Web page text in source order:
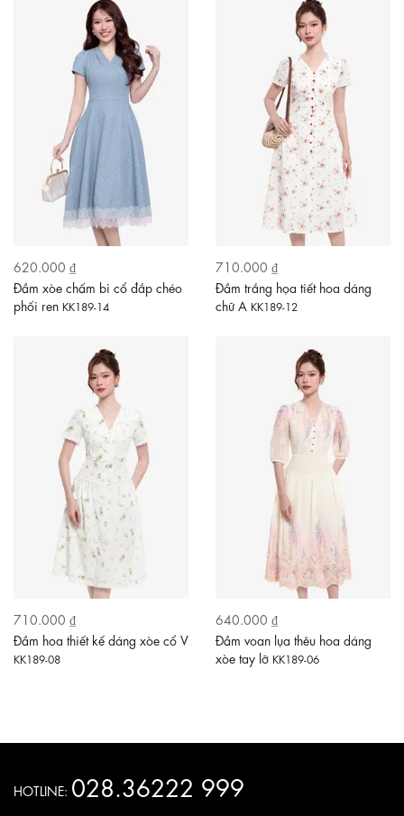
620.000 ₫
Đầm xòe chấm bi cổ đắp chéo
phối ren KK189-14
710.000 ₫
Đầm trắng họa tiết hoa dáng
chữ A KK189-12
710.000 ₫
Đầm hoa thiết kế dáng xòe cổ V
KK189-08
640.000 ₫
Đầm voan lụa thêu hoa dáng
xòe tay lỡ KK189-06
HOTLINE: 028.36222 999